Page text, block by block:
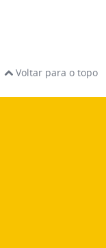
Voltar para o topo